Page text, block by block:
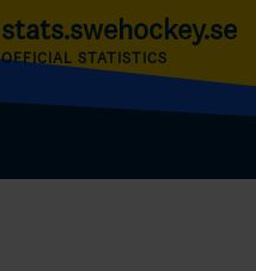
stats.swehockey.se
OFFICIAL STATISTICS